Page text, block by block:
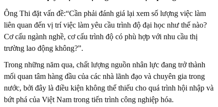
Ông Thi đặt vấn đề:“Cần phải đánh giá lại xem số lượng việc làm
liên quan đến vị trí việc làm yêu cầu trình độ đại học như thế nào?
Cơ cấu ngành nghề, cơ cấu trình độ có phù hợp với nhu cầu thị
trường lao động không?”.
Trong những năm qua, chất lượng nguồn nhân lực đang trở thành
mối quan tâm hàng đầu của các nhà lãnh đạo và chuyên gia trong
nước, bởi đây là điều kiện không thể thiếu cho quá trình hội nhập và
bứt phá của Việt Nam trong tiến trình công nghiệp hóa.